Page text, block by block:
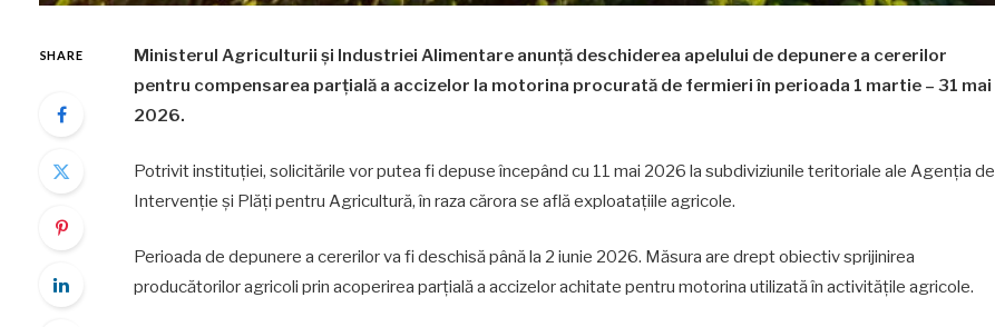
SHARE
Ministerul Agriculturii și Industriei Alimentare anunță deschiderea apelului de depunere a cererilor
pentru compensarea parțială a accizelor la motorina procurată de fermieri în perioada 1 martie – 31 mai
2026.
Potrivit instituției, solicitările vor putea fi depuse începând cu 11 mai 2026 la subdiviziunile teritoriale ale Agenția de
Intervenție și Plăți pentru Agricultură, în raza cărora se află exploatațiile agricole.
Perioada de depunere a cererilor va fi deschisă până la 2 iunie 2026. Măsura are drept obiectiv sprijinirea
producătorilor agricoli prin acoperirea parțială a accizelor achitate pentru motorina utilizată în activitățile agricole.